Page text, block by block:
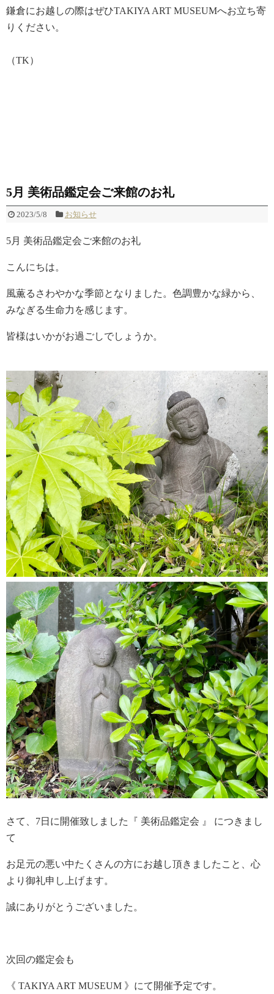
鎌倉にお越しの際はぜひTAKIYA ART MUSEUMへお立ち寄
りください。
（TK）
5月 美術品鑑定会ご来館のお礼
2023/5/8 お知らせ
5月 美術品鑑定会ご来館のお礼
こんにちは。
風薫るさわやかな季節となりました。色調豊かな緑から、
みなぎる生命力を感じます。
皆様はいかがお過ごしでしょうか。
さて、7日に開催致しました『 美術品鑑定会 』 につきまし
て
お足元の悪い中たくさんの方にお越し頂きましたこと、心
より御礼申し上げます。
誠にありがとうございました。
次回の鑑定会も
《 TAKIYA ART MUSEUM 》にて開催予定です。